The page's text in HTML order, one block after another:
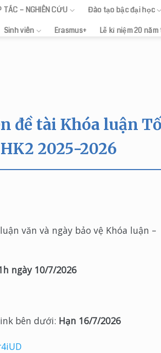
TÁC – NGHIÊN CỨU Đào tạo bậc đại học
Sinh viên Erasmus+ Lễ kỉ niệm 20
đề tài Khóa luận
2025-2026
văn và ngày bảo vệ Khóa luận –
ngày 10/7/2026
bên dưới: Hạn 16/7/2026